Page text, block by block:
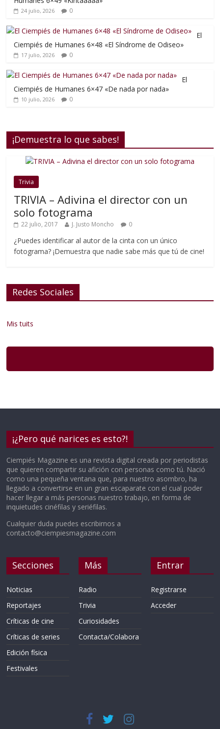
24 julio, 2026 0
El
Ciempiés de Humanes 6×48 «El Síndrome de Odiseo»
17 julio, 2026 0
El
Ciempiés de Humanes 6×47 «De nada por nada»
10 julio, 2026 0
¡Demuestra lo que sabes!
Trivia
TRIVIA – Adivina el director con un
solo fotograma
22 julio, 2017 J. Justo Moncho 0
¿Puedes identificar al autor de la cinta con un único
fotograma? ¡Demuestra que nadie sabe más que tú de cine!
Redes Sociales
Mis tuits
¡¿Pero qué narices es esto?!
Ciempiés Magazine es una revista digital creada por periodistas
que quieren compartir su afición con personas como tú. Nació
como una pequeña ventana que, para nuestro asombro, ha
llegado a convertirse en un gran escaparate con el cual poder
hacer llegar a más personas nuestro trabajo, en forma de
inquietudes cinéfilas y seriéfilas.
Cualquier duda puedes escribirnos a
contacto@ciempiesmagazine.com
Secciones
Noticias
Reportajes
Críticas de cine
Críticas de series
Edición física
Festivales
Más
Radio
Trivia
Curiosidades
Contacta/Colabora
Entrar
Registrarse
Acceder